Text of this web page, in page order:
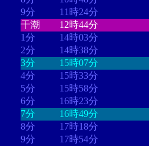
9分
11時24分
干潮
12時44分
1分
14時03分
2分
14時38分
3分
15時07分
4分
15時33分
5分
15時58分
6分
16時23分
7分
16時49分
8分
17時18分
9分
17時54分